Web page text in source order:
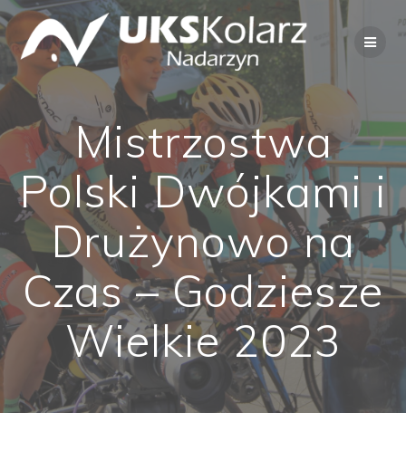
Przejdź
do
treści
Mistrzostwa
Polski Dwójkami i
Drużynowo na
Czas – Godziesze
Wielkie 2023